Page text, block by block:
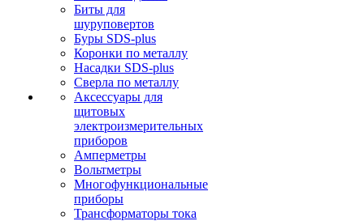
Биты для
шуруповертов
Буры SDS-plus
Коронки по металлу
Насадки SDS-plus
Сверла по металлу
Аксессуары для
щитовых
электроизмерительных
приборов
Амперметры
Вольтметры
Многофункциональные
приборы
Трансформаторы тока